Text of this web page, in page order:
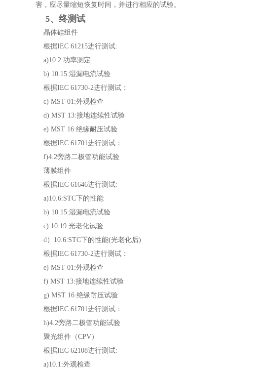
害，应尽量缩短恢复时间，并进行相应的试验。
5、终测试
晶体硅组件
根据IEC 61215进行测试:
a)10.2:功率测定
b) 10.15:湿漏电流试验
根据IEC 61730-2进行测试：
c) MST 01:外观检查
d) MST 13:接地连续性试验
e) MST 16:绝缘耐压试验
根据IEC 61701进行测试：
f)4.2旁路二极管功能试验
薄膜组件
根据IEC 61646进行测试:
a)10.6:STC下的性能
b) 10.15:湿漏电流试验
c) 10.19:光老化试验
d）10.6:STC下的性能(光老化后)
根据IEC 61730-2进行测试：
e) MST 01:外观检查
f) MST 13:接地连续性试验
g) MST 16:绝缘耐压试验
根据IEC 61701进行测试：
h)4.2旁路二极管功能试验
聚光组件（CPV）
根据IEC 62108进行测试:
a)10.1:外观检查